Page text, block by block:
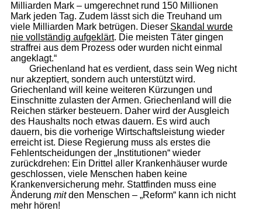
Milliarden Mark – umgerechnet rund 150 Millionen
Mark jeden Tag. Zudem lässt sich die Treuhand um
viele Milliarden Mark betrügen. Dieser Skandal wurde
nie vollständig aufgeklärt. Die meisten Täter gingen
straffrei aus dem Prozess oder wurden nicht einmal
angeklagt.“
Griechenland hat es verdient, dass sein Weg nicht
nur akzeptiert, sondern auch unterstützt wird.
Griechenland will keine weiteren Kürzungen und
Einschnitte zulasten der Armen. Griechenland will die
Reichen stärker besteuern. Daher wird der Ausgleich
des Haushalts noch etwas dauern. Es wird auch
dauern, bis die vorherige Wirtschaftsleistung wieder
erreicht ist. Diese Regierung muss als erstes die
Fehlentscheidungen der „Institutionen“ wieder
zurückdrehen: Ein Drittel aller Krankenhäuser wurde
geschlossen, viele Menschen haben keine
Krankenversicherung mehr. Stattfinden muss eine
Änderung mitden Menschen – „Reform“ kann ich nicht
mehr hören!